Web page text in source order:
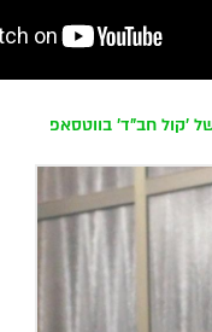
'קול חב"ד' בווטסאפ